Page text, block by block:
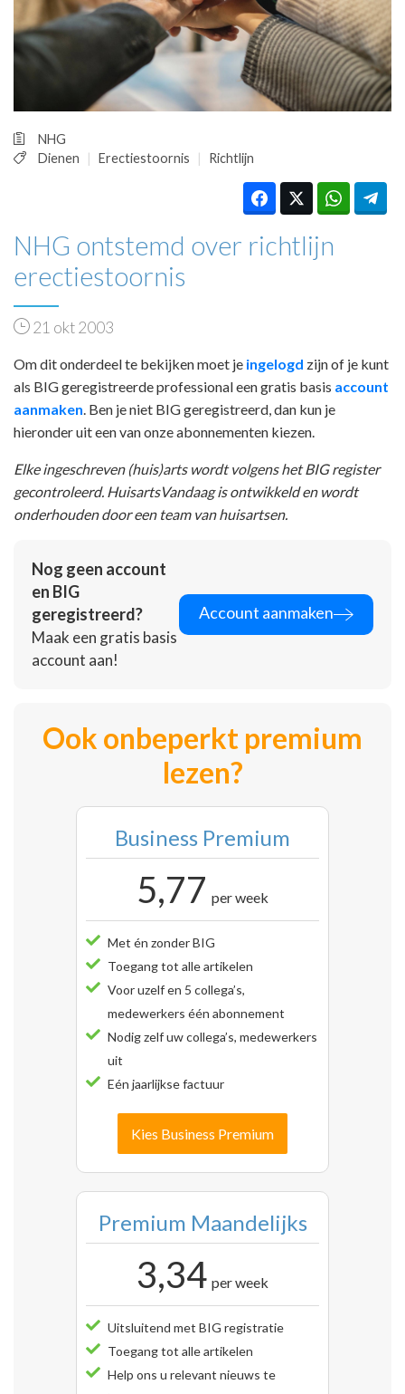
PRAKTIJKZAKEN
TARIEVEN
VPHUISARTSEN
MEDISCHE VAKHANDEL
REGISTRATIE
NHG
Dienen
Erectiestoornis Richtlijn
NHG ontstemd over richtlijn
erectiestoornis
21 okt 2003
Om dit onderdeel te bekijken moet je ingelogd zijn of je kunt
als BIG geregistreerde professional een gratis basis account
aanmaken . Ben je niet BIG geregistreerd, dan kun je
hieronder uit een van onze abonnementen kiezen.
Elke ingeschreven (huis)arts wordt volgens het BIG register
gecontroleerd. HuisartsVandaag is ontwikkeld en wordt
onderhouden door een team van huisartsen.
Nog geen account
en BIG
geregistreerd?
Maak een gratis basis
account aan!
Account aanmaken
Ook onbeperkt premium
lezen?
Business Premium
5,77 per week
Met én zonder BIG
Toegang tot alle artikelen
Voor uzelf en 5 collega’s,
medewerkers één abonnement
Nodig zelf uw collega’s, medewerkers
uit
Eén jaarlijkse factuur
Kies Business Premium
Premium Maandelijks
3,34 per week
Uitsluitend met BIG registratie
Toegang tot alle artikelen
Help ons u relevant nieuws te